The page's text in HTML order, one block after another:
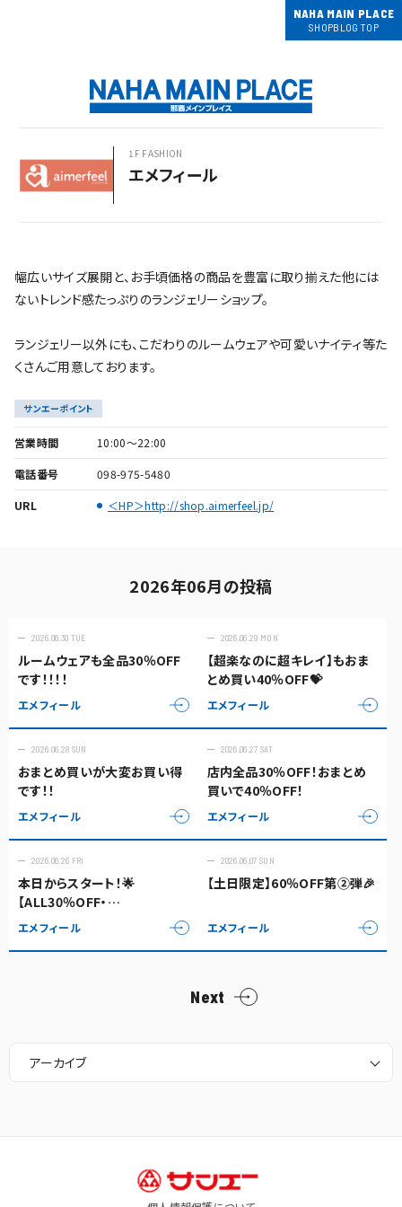
NAHA MAIN PLACE
SHOPBLOG TOP
1F FASHION
エメフィール
幅広いサイズ展開と、お手頃価格の商品を豊富に取り揃えた他には
ないトレンド感たっぷりのランジェリーショップ。
ランジェリー以外にも、こだわりのルームウェアや可愛いナイティ等た
くさんご用意しております。
サンエーポイント
営業時間 10:00～22:00
電話番号 098-975-5480
URL ＜HP＞http://shop.aimerfeel.jp/
2026年06月の投稿
2026.06.30 TUE
ルームウェアも全品30％OFF
です！！！！
エメフィール
2026.06.29 MON
【超楽なのに超キレイ】もおま
とめ買い40％OFF💝
エメフィール
2026.06.28 SUN
おまとめ買いが大変お買い得
です！！
エメフィール
2026.06.27 SAT
店内全品30％OFF！おまとめ
買いで40％OFF！
エメフィール
2026.06.26 FRI
本日からスタート！🌟
【ALL30％OFF・
3BUY40％OFF】🌟
エメフィール
2026.06.07 SUN
【土日限定】60％OFF第②弾🎉
エメフィール
Next
アーカイブ